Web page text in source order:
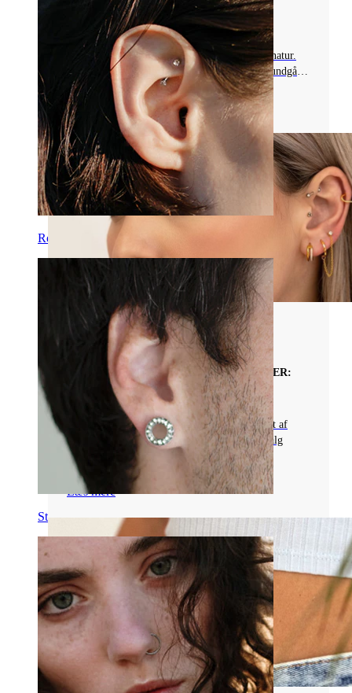
Rook
Stretching
STILE, FORDELE, PLEJE
Opdag træpiercingsmykker, ideelle til helede
piercinger takket være deres lethed og porøse natur.
Læs om fordele, plejetips, og hvornår du bør undgå
dem.
Læs mere
Piercingsmykkematerialer
TITANIUMBELAGTE PIERCINGSMYKKER:
FARVER, HOLDBARHED OG BRUG
Udforsk titaniumbelagte piercingsmykker lavet af
kirurgisk stål, der giver holdbarhed og farvevalg
såsom sort og guld.
Læs mere